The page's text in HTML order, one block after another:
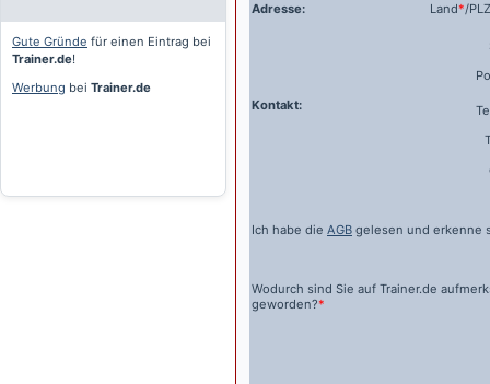
Gute Gründe für einen Eintrag bei
Trainer.de!
Werbung bei Trainer.de
Adresse:
Land*/PLZ
Kontakt:
Ich habe die AGB gelesen und erkenne
Wodurch sind Sie auf Trainer.de
geworden?*